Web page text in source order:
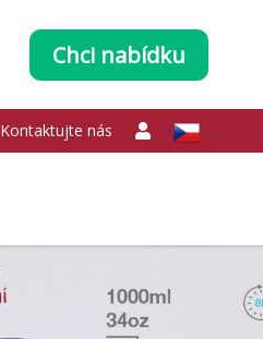
Chci nabídku
Kontaktujte nás